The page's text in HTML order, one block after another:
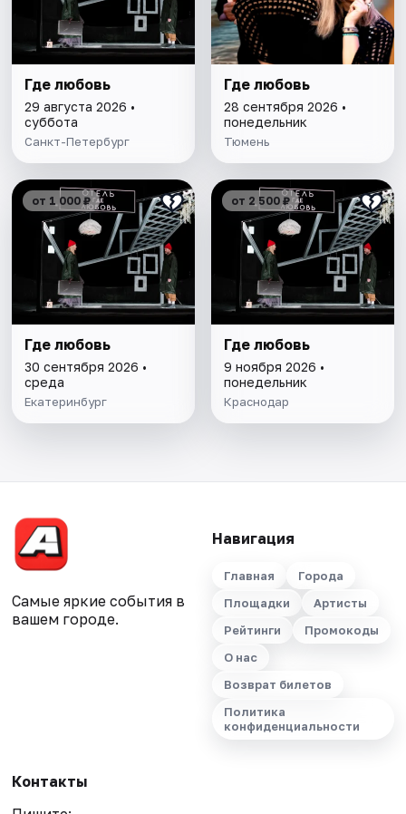
Где любовь
29 августа 2026 •
суббота
Санкт-Петербург
Где любовь
28 сентября 2026 •
понедельник
Тюмень
от 1 000 ₽
Где любовь
30 сентября 2026 •
среда
Екатеринбург
от 2 500 ₽
Где любовь
9 ноября 2026 •
понедельник
Краснодар
Самые яркие события в
вашем городе.
Навигация
Главная
Города
Площадки
Артисты
Рейтинги
Промокоды
О нас
Возврат билетов
Политика
конфиденциальности
Контакты